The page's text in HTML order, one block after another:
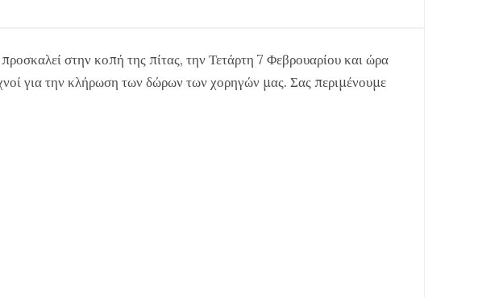
στην κοπή της πίτας, την Τετάρτη 7 Φεβρουαρίου και ώρα
για την κλήρωση των δώρων των χορηγών μας. Σας περιμένουμε